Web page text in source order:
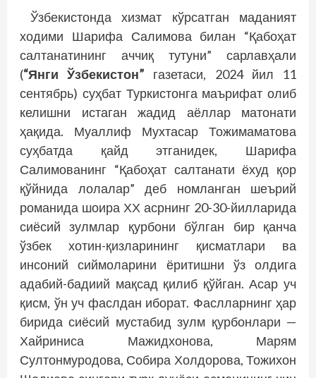
Ўзбекистонда хизмат кўрсатган маданият
ходими Шарифа Салимова билан “Қабоҳат
салтанатининг аччиқ тутуни” сарлавҳали
(“Янги Ўзбекистон” газетаси, 2024 йил 11
сентябрь) суҳбат Туркистонга маърифат олиб
келишни истаган жадид аёллар матонати
ҳақида. Муаллиф Мухтасар Тожимаматова
суҳбатда қайд этганидек, Шарифа
Салимованинг “Қабоҳат салтанати ёхуд қор
қўйнида лолалар” деб номланган шеърий
романида шоира ХХ асрнинг 20-30-йилларида
сиёсий зулмлар қурбони бўлган бир қанча
ўзбек хотин-қизларининг қисматлари ва
инсоний сиймоларини ёритишни ўз олдига
адабий-бадиий мақсад қилиб қўйган. Асар уч
қисм, ўн уч фаслдан иборат. Фаслларнинг ҳар
бирида сиёсий мустабид зулм қурбонлари —
Хайриниса Мажидхонова, Марям
Султонмуродова, Собира Холдорова, Тожихон